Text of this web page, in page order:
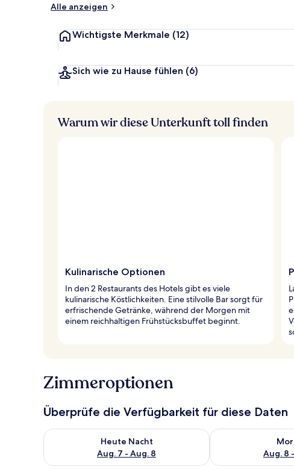
Alle anzeigen
Wichtigste Merkmale (12)
Sich wie zu Hause fühlen (6)
Warum wir diese Unterkunft toll finden
Kulinarische Optionen
In den 2 Restaurants des Hotels gibt es viele
kulinarische Köstlichkeiten. Eine stilvolle Bar sorgt für
erfrischende Getränke, während der Morgen mit
einem reichhaltigen Frühstücksbuffet beginnt.
Zimmeroptionen
Überprüfe die Verfügbarkeit für diese Daten
Heute Nacht
Aug. 7 - Aug. 8
Überprüfe die Verfügbarkeit für heute Nacht, Aug. 7 -
Aug. 8
Überprüfe die